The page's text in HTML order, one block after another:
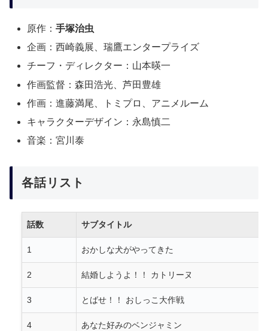
原作：手塚治虫
企画：西崎義展、瑞鷹エンタープライズ
チーフ・ディレクター：山本暎一
作画監督：森田浩光、芦田豊雄
作画：進藤満尾、トミプロ、アニメルーム
キャラクターデザイン：永島慎二
音楽：宮川泰
各話リスト
話数 サブタイトル
1 おかしな犬がやってきた
2 結婚しようよ！！ カトリーヌ
3 とばせ！！ おしっこ大作戦
4 あなた好みのベンジャミン